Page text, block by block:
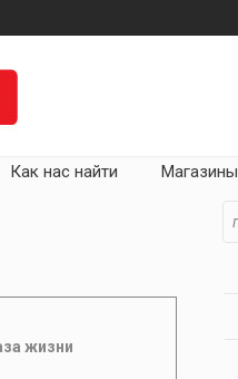
Как нас найти Магазины
жизни